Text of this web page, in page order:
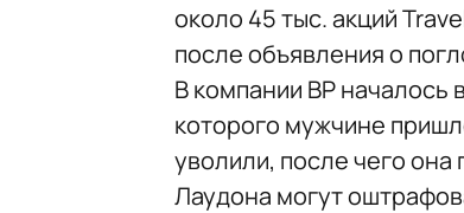
около 45 тыс. акций
после объявления о
В компании ВР началось
которого мужчине
уволили, после чего
Лаудона могут